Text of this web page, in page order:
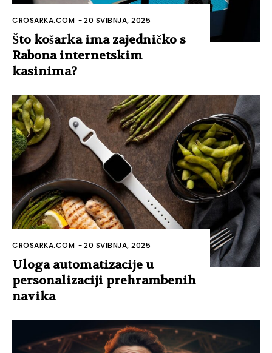
CROSARKA.COM -20 SVIBNJA, 2025
Što košarka ima zajedničko s
Rabona internetskim
kasinima?
CROSARKA.COM -20 SVIBNJA, 2025
Uloga automatizacije u
personalizaciji prehrambenih
navika